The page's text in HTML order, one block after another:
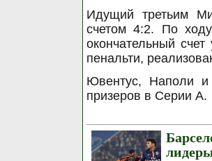
Идущий третьим
счетом 4:2. По
окончательный
пенальти,
Ювентус, Наполи
призеров в Серии А.